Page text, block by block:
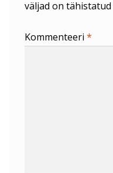
väljad on tähistatud
Kommenteeri *